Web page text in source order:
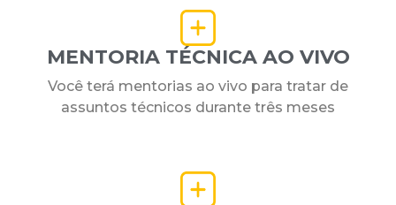
MENTORIA TÉCNICA AO VIVO
Você terá mentorias ao vivo para tratar de
assuntos técnicos durante três meses